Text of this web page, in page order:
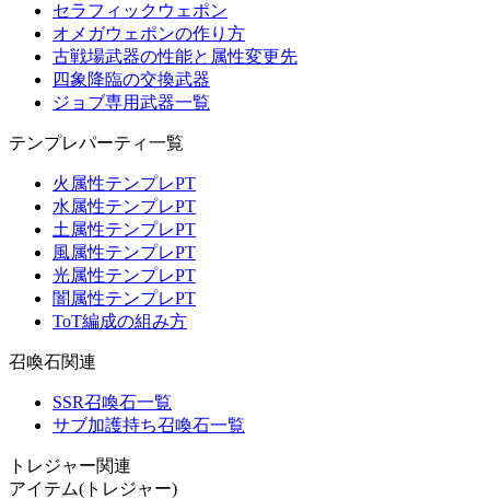
セラフィックウェポン
オメガウェポンの作り方
古戦場武器の性能と属性変更先
四象降臨の交換武器
ジョブ専用武器一覧
テンプレパーティ一覧
火属性テンプレPT
水属性テンプレPT
土属性テンプレPT
風属性テンプレPT
光属性テンプレPT
闇属性テンプレPT
ToT編成の組み方
召喚石関連
SSR召喚石一覧
サブ加護持ち召喚石一覧
トレジャー関連
アイテム(トレジャー)